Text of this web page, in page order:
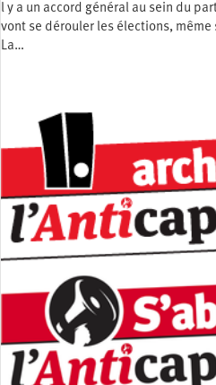
l y a un accord général au sein du
vont se dérouler les élections,
La…